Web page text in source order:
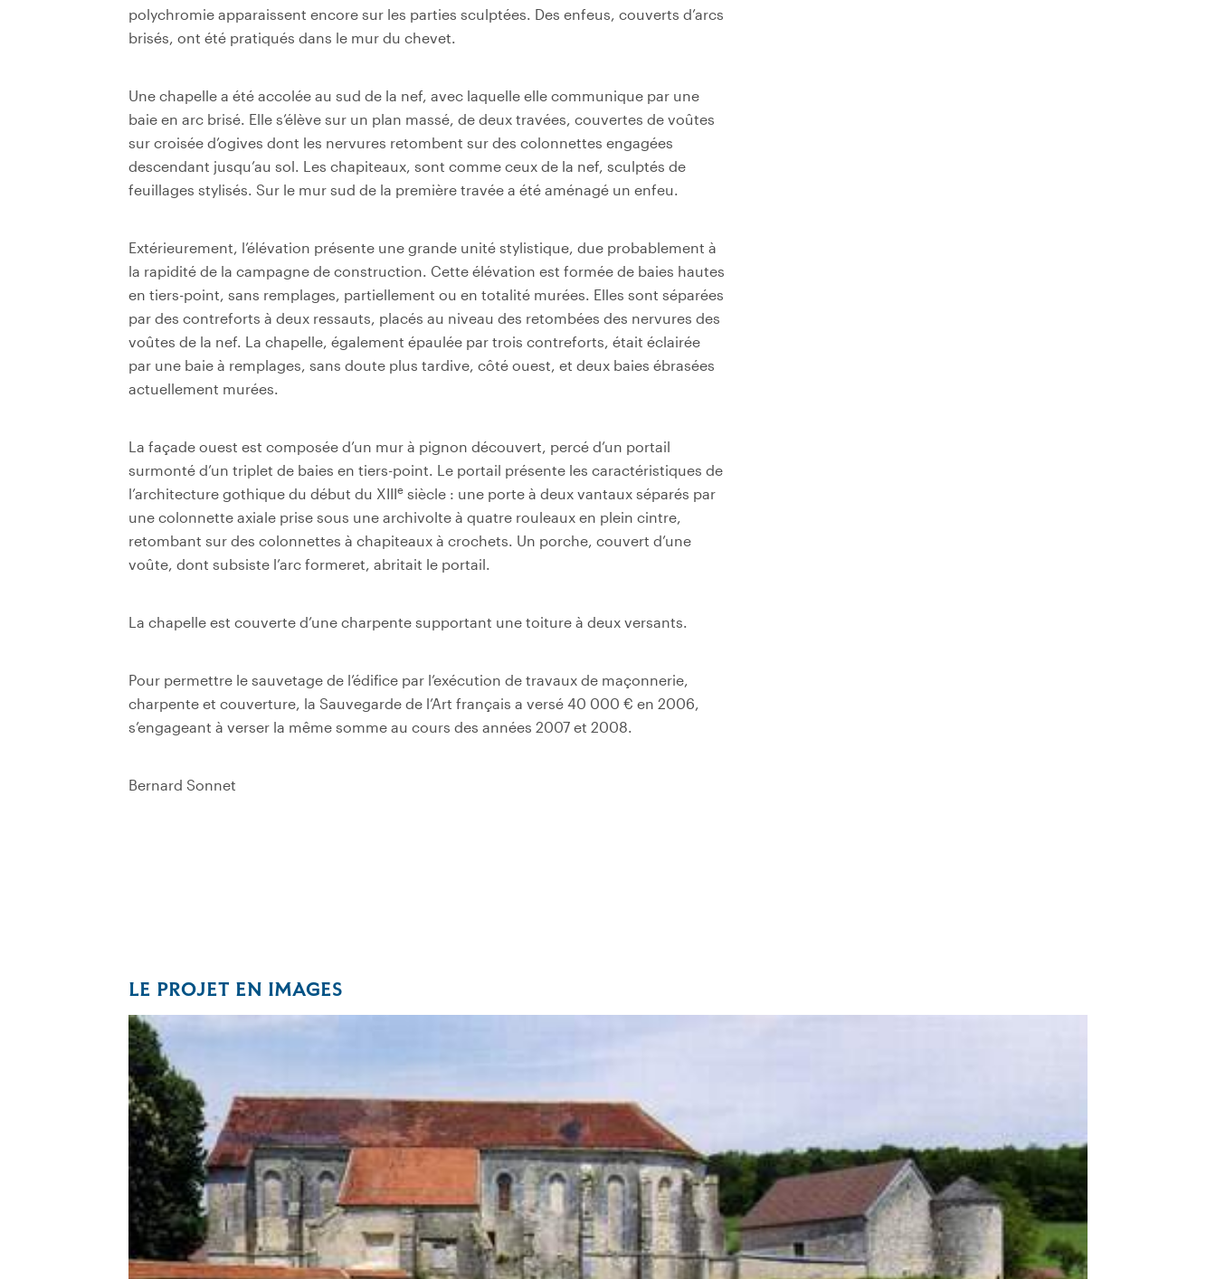
polychromie apparaissent encore sur les parties sculptées. Des enfeus, couverts d’arcs
brisés, ont été pratiqués dans le mur du chevet.
Une chapelle a été accolée au sud de la nef, avec laquelle elle communique par une
baie en arc brisé. Elle s’élève sur un plan massé, de deux travées, couvertes de voûtes
sur croisée d’ogives dont les nervures retombent sur des colonnettes engagées
descendant jusqu’au sol. Les chapiteaux, sont comme ceux de la nef, sculptés de
feuillages stylisés. Sur le mur sud de la première travée a été aménagé un enfeu.
Extérieurement, l’élévation présente une grande unité stylistique, due probablement à
la rapidité de la campagne de construction. Cette élévation est formée de baies hautes
en tiers-point, sans remplages, partiellement ou en totalité murées. Elles sont séparées
par des contreforts à deux ressauts, placés au niveau des retombées des nervures des
voûtes de la nef. La chapelle, également épaulée par trois contreforts, était éclairée
par une baie à remplages, sans doute plus tardive, côté ouest, et deux baies ébrasées
actuellement murées.
La façade ouest est composée d’un mur à pignon découvert, percé d’un portail
surmonté d’un triplet de baies en tiers-point. Le portail présente les caractéristiques de
l’architecture gothique du début du XIIIe siècle : une porte à deux vantaux séparés par
une colonnette axiale prise sous une archivolte à quatre rouleaux en plein cintre,
retombant sur des colonnettes à chapiteaux à crochets. Un porche, couvert d’une
voûte, dont subsiste l’arc formeret, abritait le portail.
La chapelle est couverte d’une charpente supportant une toiture à deux versants.
Pour permettre le sauvetage de l’édifice par l’exécution de travaux de maçonnerie,
charpente et couverture, la Sauvegarde de l’Art français a versé 40 000 € en 2006,
s’engageant à verser la même somme au cours des années 2007 et 2008.
Bernard Sonnet
LE PROJET EN IMAGES